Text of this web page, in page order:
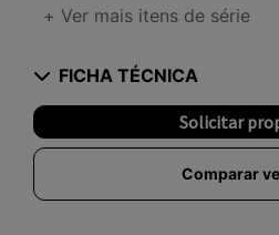
+ Ver mais itens de série
FICHA TÉCNICA
Solicitar
Comparar